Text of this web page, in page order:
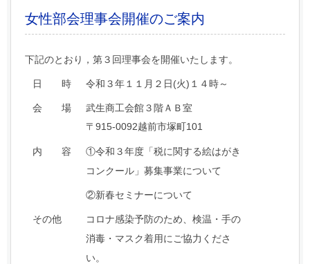
女性部会理事会開催のご案内
下記のとおり，第３回理事会を開催いたします。
日 時 令和３年１１月２日(火)１４時～
会 場
武生商工会館３階ＡＢ室
〒915-0092越前市塚町101
内 容
①令和３年度「税に関する絵はがき
コンクール」募集事業について
②新春セミナーについて
その他
コロナ感染予防のため、検温・手の
消毒・マスク着用にご協力くださ
い。